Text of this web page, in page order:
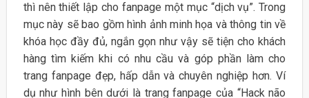
thì nên thiết lập cho fanpage một mục “dịch vụ”. Trong
mục này sẽ bao gồm hình ảnh minh họa và thông tin về
khóa học đầy đủ, ngắn gọn như vậy sẽ tiện cho khách
hàng tìm kiếm khi có nhu cầu và góp phần làm cho
trang fanpage đẹp, hấp dẫn và chuyên nghiệp hơn. Ví
dụ như hình bên dưới là trang fanpage của “Hack não